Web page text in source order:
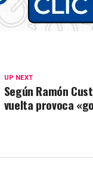
UP NEXT
Según Ramón
vuelta provoca